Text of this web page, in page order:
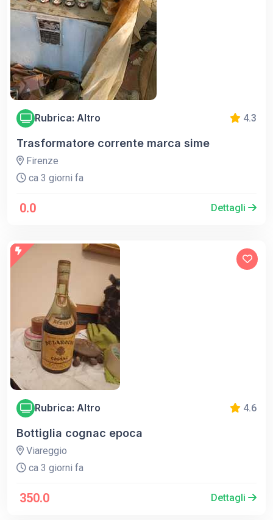
Rubrica: Altro 4.3
Trasformatore corrente marca sime
Firenze
ca 3 giorni fa
0.0 Dettagli
Rubrica: Altro 4.6
Bottiglia cognac epoca
Viareggio
ca 3 giorni fa
350.0 Dettagli